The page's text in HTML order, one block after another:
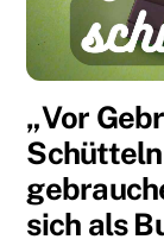
„Vor
sich als